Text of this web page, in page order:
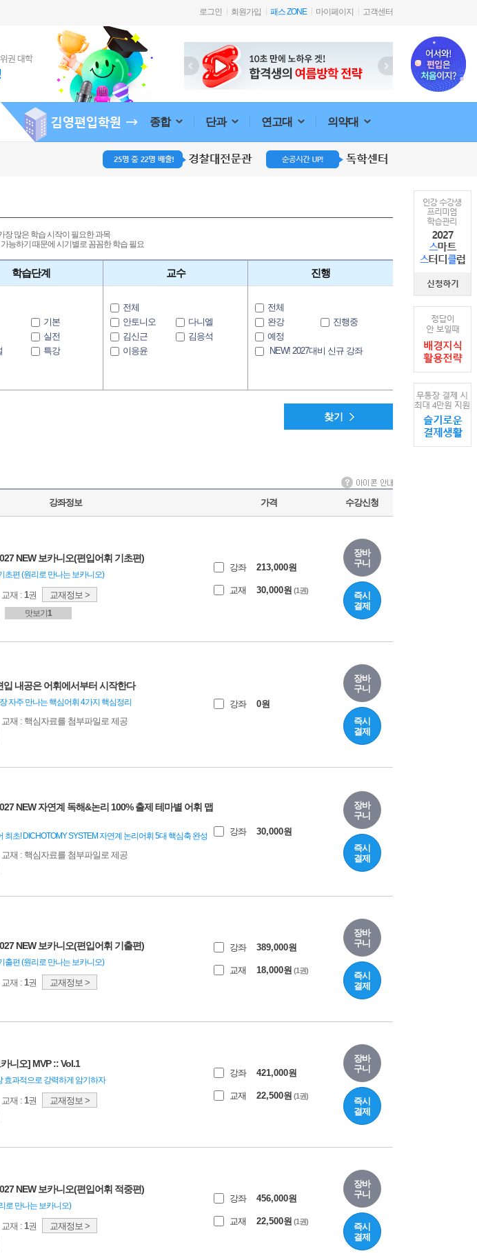
로그인 회원가입 패스 ZONE 마이페이지 고객센터
종합 단과 연고대 의약대
장 많은 학습 시작이 필요한 과목
능하기 때문에 시기별로 꼼꼼한 학습 필요
학습단계
기본
실전
특강
교수
전체
안토니오
다니엘
김신근
김응석
이응윤
진행
전체
완강
진행중
예정
NEW! 2027대비 신규 강좌
찾기
강좌정보 가격 수강신청
NEW 보카니오(편입어휘 기초편)
초편 (원리로 만나는 보카니오)
교재 : 1권 교재정보 >
맛보기 1
강좌 213,000원
교재 30,000원 (1권)
장바
구니
즉시
결제
내공은 어휘에서부터 시작한다
자주 만나는 핵심어휘 4가지 핵심정리
교재 : 핵심자료를 첨부파일로 제공
강좌 0원
장바
구니
즉시
결제
NEW 자연계 독해&논리 100% 출제 테마별 어휘 맵
최초! DICHOTOMY SYSTEM 자연계 논리어휘 5대 핵심축 완성
교재 : 핵심자료를 첨부파일로 제공
강좌 30,000원
장바
구니
즉시
결제
NEW 보카니오(편입어휘 기출편)
출편 (원리로 만나는 보카니오)
교재 : 1권 교재정보 >
강좌 389,000원
교재 18,000원 (1권)
장바
구니
즉시
결제
니오] MVP :: Vol.1
효과적으로 강력하게 암기하자
교재 : 1권 교재정보 >
강좌 421,000원
교재 22,500원 (1권)
장바
구니
즉시
결제
NEW 보카니오(편입어휘 적중편)
로 만나는 보카니오)
교재 : 1권 교재정보 >
강좌 456,000원
교재 22,500원 (1권)
장바
구니
즉시
결제